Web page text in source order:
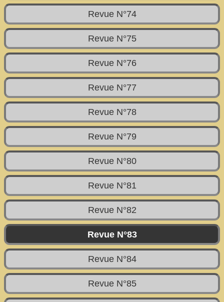
Revue N°74
Revue N°75
Revue N°76
Revue N°77
Revue N°78
Revue N°79
Revue N°80
Revue N°81
Revue N°82
Revue N°83
Revue N°84
Revue N°85